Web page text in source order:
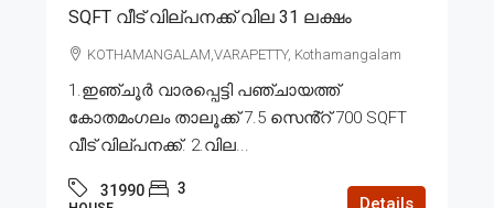
SQFT വീട് വില്പനക്ക് വില 31 ലക്ഷം
KOTHAMANGALAM,VARAPETTY, Kothamangalam
1.ഇഞ്ചൂർ വാരപ്പെട്ടി പഞ്ചായത്ത്
കോതമംഗലം താലൂക്ക് 7.5 സെൻ്റ് 700 SQFT
വീട് വില്പനക്ക്. 2.വില...
31990 3
Details